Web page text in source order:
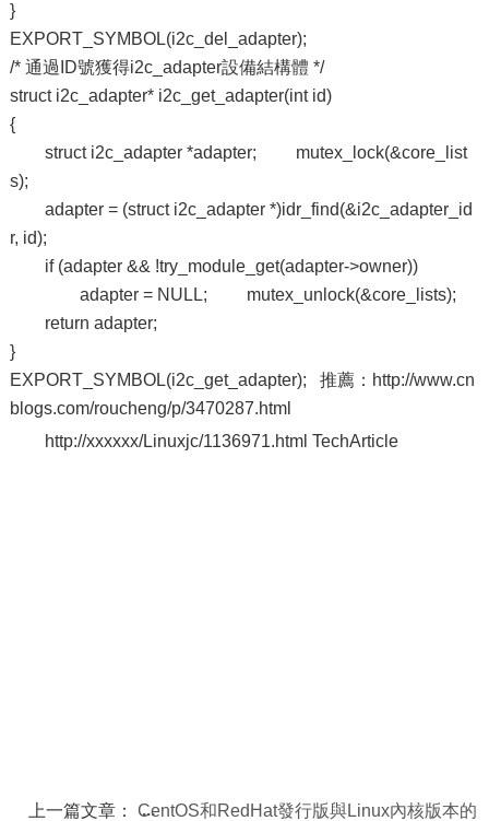
}
EXPORT_SYMBOL(i2c_del_adapter);
/* 通過ID號獲得i2c_adapter設備結構體 */
struct i2c_adapter* i2c_get_adapter(int id)
{
struct i2c_adapter *adapter; mutex_lock(&core_list
s);
adapter = (struct i2c_adapter *)idr_find(&i2c_adapter_id
r, id);
if (adapter && !try_module_get(adapter->owner))
adapter = NULL; mutex_unlock(&core_lists);
return adapter;
}
EXPORT_SYMBOL(i2c_get_adapter); 推薦：http://www.cn
blogs.com/roucheng/p/3470287.html
http://xxxxxx/Linuxjc/1136971.html TechArticle
上一篇文章：CentOS和RedHat發行版與Linux內核版本的